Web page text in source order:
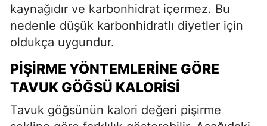
kaynağıdır ve karbonhidrat içermez. Bu
nedenle düşük karbonhidratlı diyetler için
oldukça uygundur.
PIŞIRME YÖNTEMLERINE GÖRE
TAVUK GÖĞSÜ KALORISI
Tavuk göğsünün kalori değeri pişirme